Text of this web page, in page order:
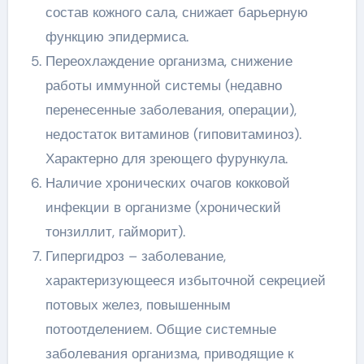
состав кожного сала, снижает барьерную
функцию эпидермиса.
Переохлаждение организма, снижение
работы иммунной системы (недавно
перенесенные заболевания, операции),
недостаток витаминов (гиповитаминоз).
Характерно для зреющего фурункула.
Наличие хронических очагов кокковой
инфекции в организме (хронический
тонзиллит, гайморит).
Гипергидроз – заболевание,
характеризующееся избыточной секрецией
потовых желез, повышенным
потоотделением. Общие системные
заболевания организма, приводящие к